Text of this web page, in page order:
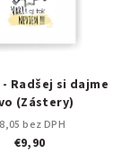
Radšej si dajme
(Zástery)
bez DPH
€9,90